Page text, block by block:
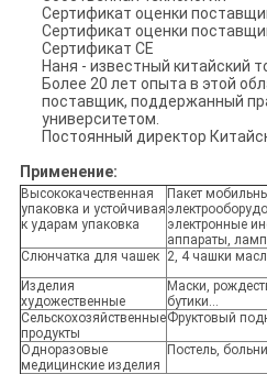
Сертификат оценки
Сертификат оценки
Сертификат CE
Наня - известный китайский
Более 20 лет опыта в этой
поставщик, поддержанный
университетом.
Постоянный директор
Применение:
Высококачественная
упаковка и устойчивая
к ударам упаковка
Пакет
электронные
аппараты,
Слюнчатка для чашек 2, 4 чашки
Изделия
художественные
Маски,
бутики...
Сельскохозяйственные
продукты
Фруктовый
Одноразовые
медицинские изделия
Постель,